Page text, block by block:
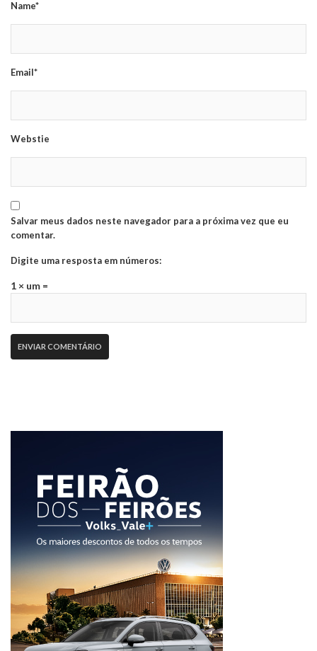
Name*
Email*
Webstie
Salvar meus dados neste navegador para a próxima vez que eu
comentar.
Digite uma resposta em números:
1 × um =